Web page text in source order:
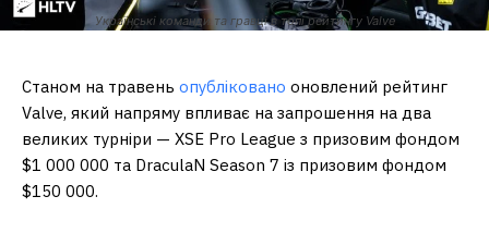
Українські команди та гравці в топі рейтингу Valve
Станом на травень опубліковано оновлений рейтинг
Valve, який напряму впливає на запрошення на два
великих турніри — XSE Pro League з призовим фондом
$1 000 000 та DraculaN Season 7 із призовим фондом
$150 000.